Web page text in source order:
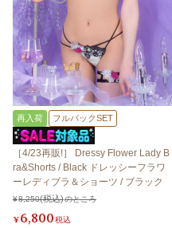
再入荷 フルバックSET
［4/23再販!］ Dressy Flower Lady B
ra&Shorts / Black ドレッシーフラワ
ーレディブラ＆ショーツ / ブラック
¥8,250 のところ
¥6,800税込